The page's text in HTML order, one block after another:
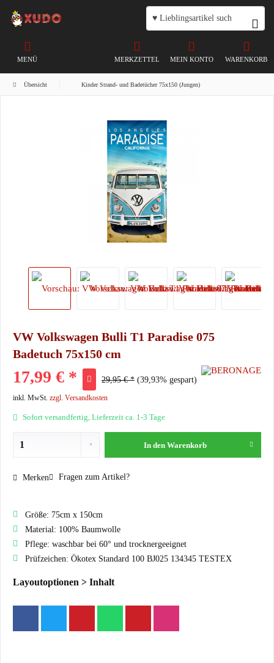
WARENKORB
MERKZETTEL MEIN KONTO
MENÜ
Übersicht Kinder Strand- und Badetücher 75x150 (Jungen)
VW Volkswagen Bulli T1 Paradise 075
Badetuch 75x150 cm
17,99 € * 29,95 € * (39,93% gespart)
inkl. MwSt. zzgl. Versandkosten
Sofort versandfertig, Lieferzeit ca. 1-3 Tage
In den Warenkorb
Merken Fragen zum Artikel?
Größe: 75cm x 150cm
Material: 100% Baumwolle
Pflege: waschbar bei 60° und trocknergeeignet
Prüfzeichen: Ökotex Standard 100 BJ025 134345 TESTEX
Layoutoptionen > Inhalt